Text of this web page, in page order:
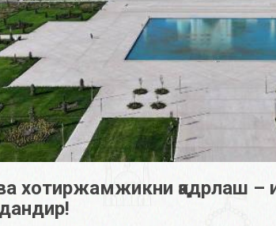
хотиржамжикни қадрлаш –